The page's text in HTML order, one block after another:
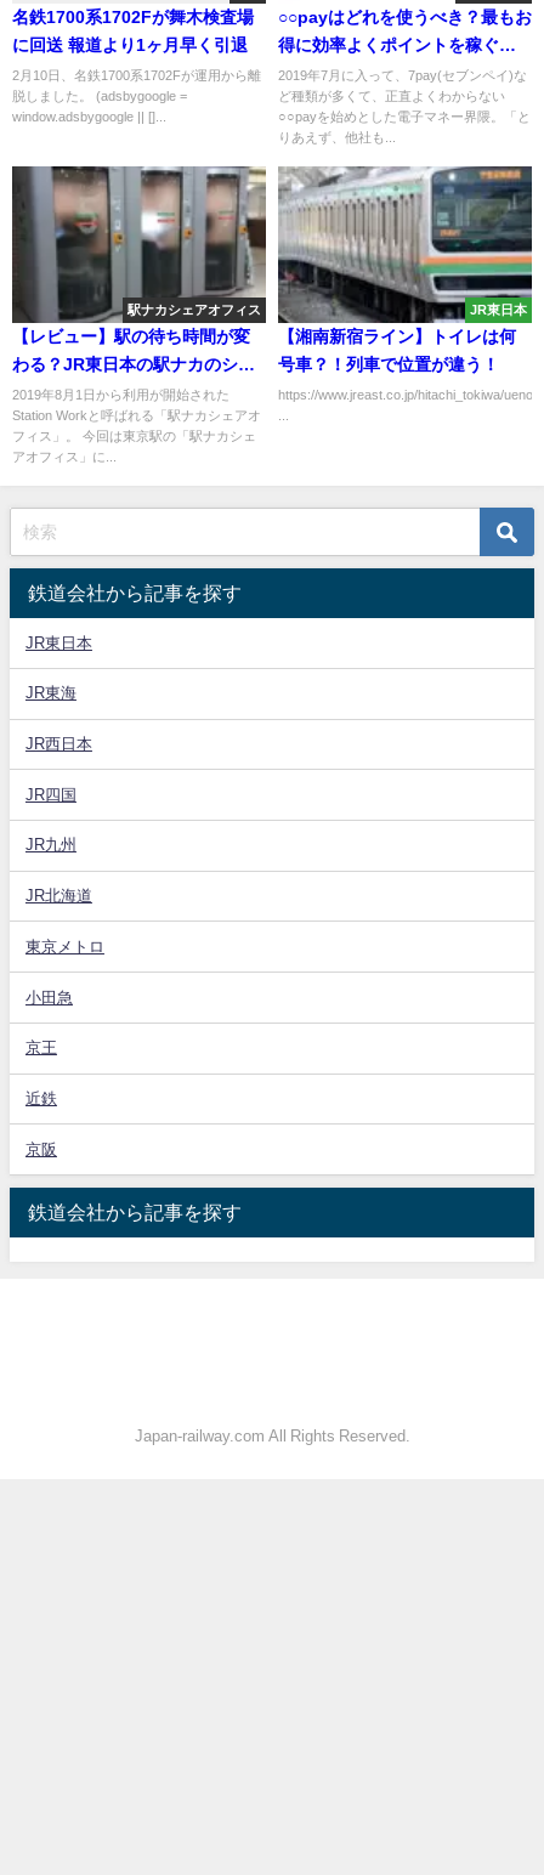
名鉄1700系1702Fが舞木検査場
に回送 報道より1ヶ月早く引退
2月10日、名鉄1700系1702Fが運用から離
脱しました。 (adsbygoogle =
window.adsbygoogle || []...
○○payはどれを使うべき？最もお
得に効率よくポイントを稼ぐ方
法・節約術も紹介 LINEpayで
税金・水道代を払える自治体
も 使う電子マネーは3種類で十
2019年7月に入って、7pay(セブンペイ)な
ど種類が多くて、正直よくわからない
○○payを始めとした電子マネー界隈。「と
りあえず、他社も...
駅ナカシェアオフィス
【レビュー】駅の待ち時間が変
わる？JR東日本の駅ナカのシェ
アオフィスを使ってみた 使い
方・料金についても解説
2019年8月1日から利用が開始された
Station Workと呼ばれる「駅ナカシェアオ
フィス」。 今回は東京駅の「駅ナカシェ
アオフィス」に...
JR東日本
【湘南新宿ライン】トイレは何
号車？！列車で位置が違う！
https://www.jreast.co.jp/hitachi_tokiwa/
鉄道会社から記事を探す
JR東日本
JR東海
JR西日本
JR四国
JR九州
JR北海道
東京メトロ
小田急
京王
近鉄
京阪
鉄道会社から記事を探す
Japan-railway.com All Rights Reserved.